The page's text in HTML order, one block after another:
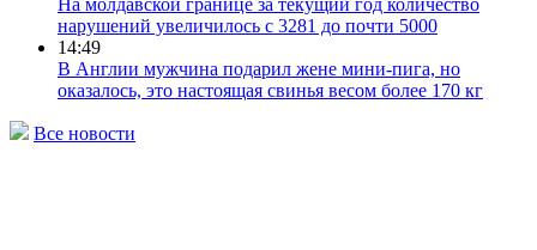
нарушений увеличилось с 3281 до почти 5000
14:49
В Англии мужчина подарил жене мини-пига, но
оказалось, это настоящая свинья весом более 170 кг
Все новости